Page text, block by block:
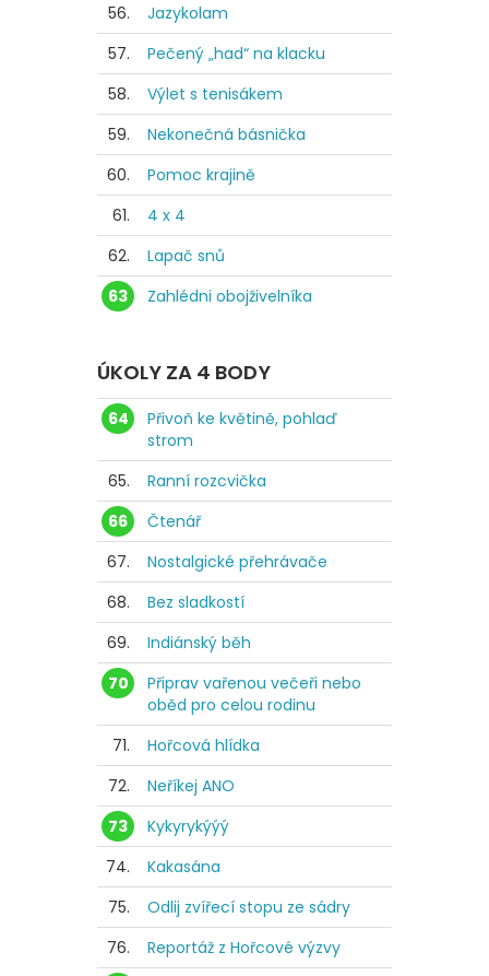
56.
Jazykolam
57.
Pečený „had“ na klacku
58.
Výlet s tenisákem
59.
Nekonečná básnička
60.
Pomoc krajině
61.
4 x 4
62.
Lapač snů
63
Zahlédni obojživelníka
ÚKOLY ZA 4 BODY
64
Přivoň ke květině, pohlaď
strom
65.
Ranní rozcvička
66
Čtenář
67.
Nostalgické přehrávače
68.
Bez sladkostí
69.
Indiánský běh
70
Připrav vařenou večeři nebo
oběd pro celou rodinu
71.
Hořcová hlídka
72.
Neříkej ANO
73
Kykyrykýýý
74.
Kakasána
75.
Odlij zvířecí stopu ze sádry
76.
Reportáž z Hořcové výzvy